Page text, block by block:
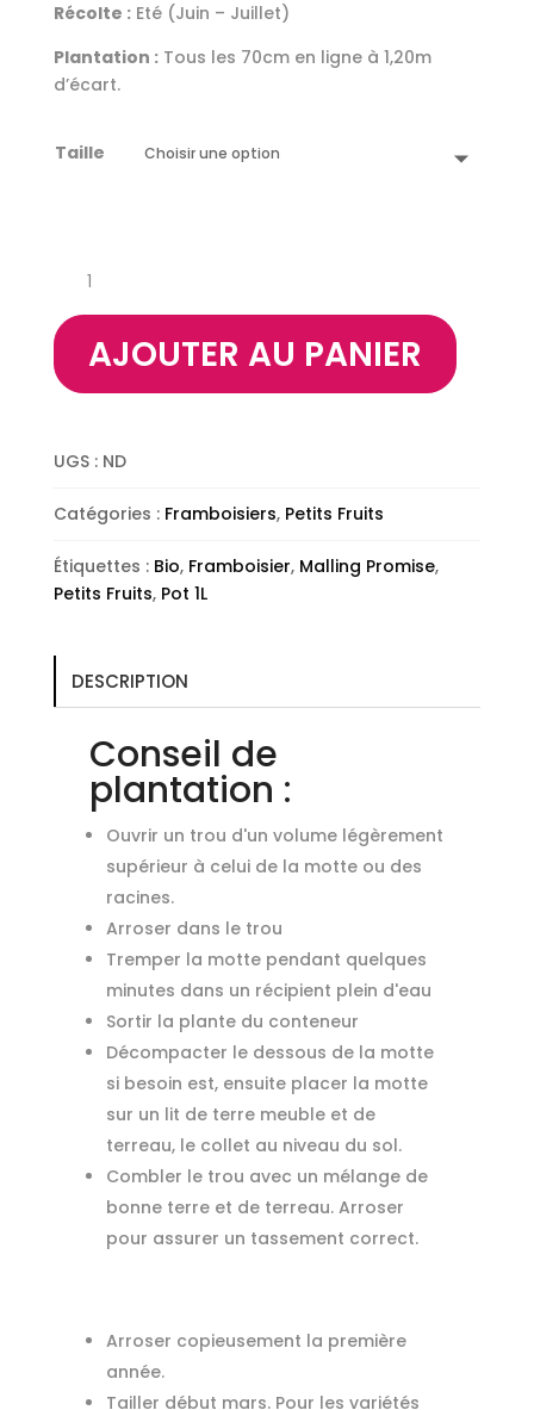
Récolte :Eté (Juin – Juillet)
Plantation :Tous les 70cm en ligne à 1,20m
d’écart.
Taille
Framboisier
"Rubus"
Malling
Promise
AJOUTER AU PANIER
UGS : ND
Catégories : Framboisiers, Petits Fruits
Étiquettes : Bio, Framboisier, Malling Promise,
Petits Fruits, Pot 1L
DESCRIPTION
Conseil de
plantation :
Ouvrir un trou d'un volume légèrement
supérieur à celui de la motte ou des
racines.
Arroser dans le trou
Tremper la motte pendant quelques
minutes dans un récipient plein d'eau
Sortir la plante du conteneur
Décompacter le dessous de la motte
si besoin est, ensuite placer la motte
sur un lit de terre meuble et de
terreau, le collet au niveau du sol.
Combler le trou avec un mélange de
bonne terre et de terreau. Arroser
pour assurer un tassement correct.
Arroser copieusement la première
année.
Tailler début mars. Pour les variétés